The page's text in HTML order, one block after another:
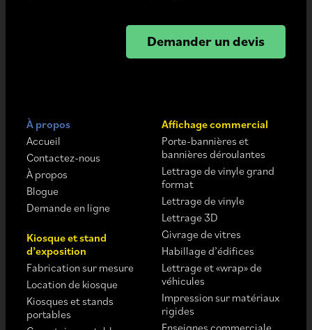
Demander un devis
À propos
Accueil
Contactez-nous
À propos
Blogue
Demande en ligne
Kiosque et stand
d’exposition
Fabrication sur mesure
Location de kiosque
Kiosques et stands
portables
Affichage commercial
Porte-bannières et
bannières déroulantes
Lettrage de vinyle grand
format
Lettrage de vinyle
Lettrage 3D
Givrage de vitres
Habillage d’édifices
Lettrage et «wrap» de
véhicules
Impression sur matériaux
rigides